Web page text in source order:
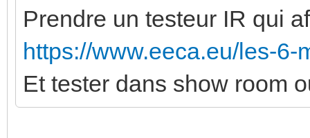
Prendre un testeur IR qui
https://www.eeca.eu/les-6-
Et tester dans show room